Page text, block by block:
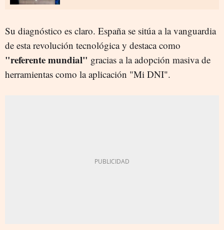
Su diagnóstico es claro. España se sitúa a la vanguardia
de esta revolución tecnológica y destaca como
"referente mundial" gracias a la adopción masiva de
herramientas como la aplicación "Mi DNI".